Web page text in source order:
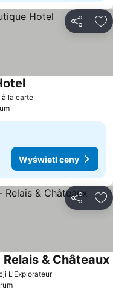
la carte
Wyświetl ceny
L'Explorateur
& Châteaux